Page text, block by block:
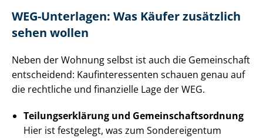
WEG-Unterlagen: Was Käufer zusätzlich
sehen wollen
Neben der Wohnung selbst ist auch die Gemeinschaft
entscheidend: Kauf­in­ter­es­sen­ten schauen genau auf
die rechtliche und finanzielle Lage der WEG.
Tei­lungs­er­klä­rung und Ge­mein­schafts­ord­nung
Hier ist festgelegt, was zum Sondereigentum